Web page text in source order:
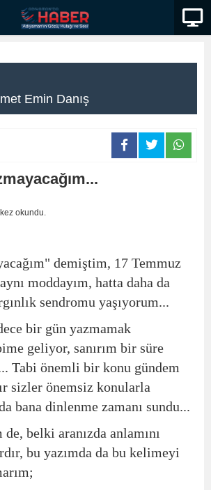
Emin Danış
kez okundu.
demiştim, 17 Temmuz
moddayım, hatta daha da
sendromu yaşıyorum...
bir gün yazmamak
geliyor, sanırım bir süre
Tabi önemli bir konu gündem
sizler önemsiz konularla
bana dinlenme zamanı sundu...
belki aranızda anlamını
bu yazımda da bu kelimeyi